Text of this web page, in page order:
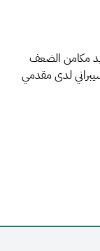
مكامن الضعف
لدى مقدمي